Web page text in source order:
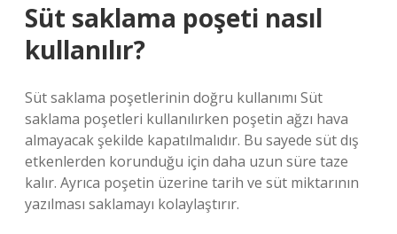
Süt saklama poşeti nasıl
kullanılır?
Süt saklama poşetlerinin doğru kullanımı Süt
saklama poşetleri kullanılırken poşetin ağzı hava
almayacak şekilde kapatılmalıdır. Bu sayede süt dış
etkenlerden korunduğu için daha uzun süre taze
kalır. Ayrıca poşetin üzerine tarih ve süt miktarının
yazılması saklamayı kolaylaştırır.